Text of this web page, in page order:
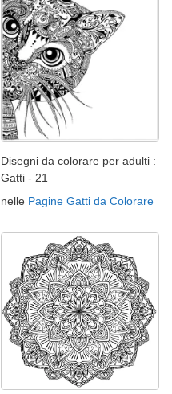
Disegni da colorare per adulti :
Gatti - 21
nelle Pagine Gatti da Colorare